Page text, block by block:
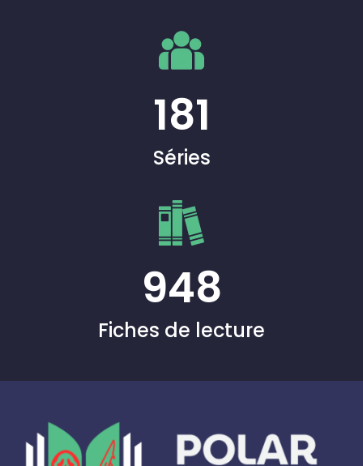
181
Séries
948
Fiches de lecture